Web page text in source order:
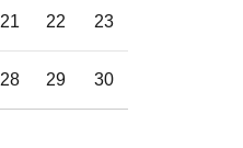
21 22 23
28 29 30